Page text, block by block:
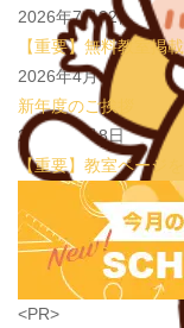
現教室そうぞう
岩手県
宮城県
秋田県
山形県
福島県
関東
栃木県
群馬県
埼玉県
千葉県
学習教室(5437)
2026年7月22日
【重要】無料教室掲
2026年4月3日
新年度のご挨拶
2026年1月8日
【重要】教室ページ
<PR>